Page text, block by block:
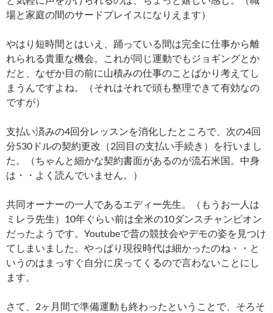
場と家庭の間のサードプレイスになりえます）
やはり短時間とはいえ、踊っている間は完全に仕事から離
れられる貴重な機会。これが同じ運動でもジョギングとか
だと、なぜか目の前に山積みの仕事のことばかり考えてし
まうんですよね。（それはそれで頭も整理できて有効なの
ですが）
支払い済みの4回分レッスンを消化したところで、次の4回
分530ドルの契約更改（2回目の支払い手続き）を行いまし
た。（ちゃんと細かな契約書面があるのが流石米国。中身
は・・よく読んでいません。）
共同オーナーの一人であるエディー先生。（もうお一人は
ミレラ先生）10年ぐらい前は全米の10ダンスチャンピオン
だったようです。Youtubeで昔の競技会やデモの姿を見つけ
てしまいました。やっぱり現役時代は細かったのね・・と
いうのはまっすぐ自分に戻ってくるので言わないことにし
ます。
さて、2ヶ月間で準備運動も終わったということで、そろそ